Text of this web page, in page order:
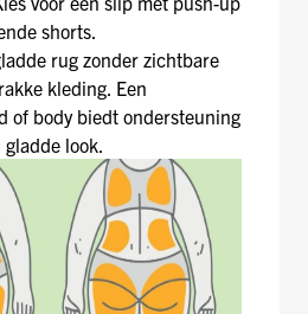
shorts.
rug zonder zichtbare
kleding. Een
of body biedt ondersteuning
gladde look.